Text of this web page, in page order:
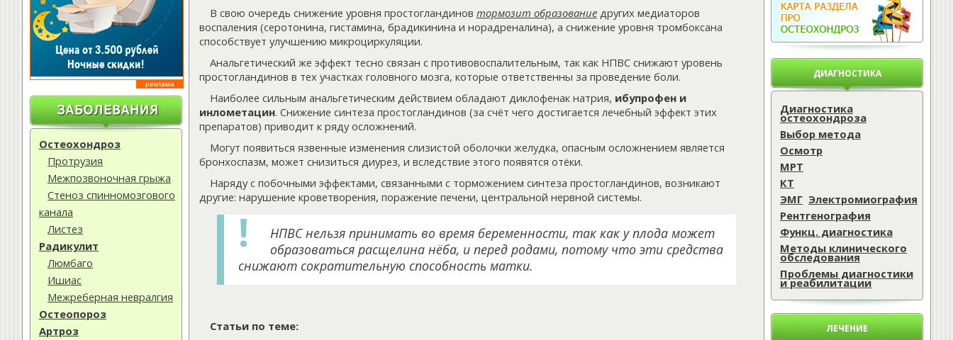
реклама
Остеохондроз
Протрузия
Межпозвоночная грыжа
Стеноз спинномозгового
канала
Листез
Радикулит
Люмбаго
Ишиас
Межреберная невралгия
Остеопороз
Артроз
ДИАГНОСТИКА
Диагностика
остеохондроза
Выбор метода
Осмотр
МРТ
КТ
ЭМГ Электромиография
Рентгенография
Функц. диагностика
Методы клинического
обследования
Проблемы диагностики
и реабилитации
ЛЕЧЕНИЕ
В свою очередь снижение уровня простогландинов тормозит образование других медиаторов
воспаления (серотонина, гистамина, брадикинина и норадреналина), а снижение уровня тромбоксана
способствует улучшению микроциркуляции.
Анальгетический же эффект тесно связан с противовоспалительным, так как НПВС снижают уровень
простогландинов в тех участках головного мозга, которые ответственны за проведение боли.
Наиболее сильным анальгетическим действием обладают диклофенак натрия, ибупрофен и
инлометацин. Снижение синтеза простогландинов (за счёт чего достигается лечебный эффект этих
препаратов) приводит к ряду осложнений.
Могут появиться язвенные изменения слизистой оболочки желудка, опасным осложнением является
бронхоспазм, может снизиться диурез, и вследствие этого появятся отёки.
Наряду с побочными эффектами, связанными с торможением синтеза простогландинов, возникают
другие: нарушение кроветворения, поражение печени, центральной нервной системы.
НПВС нельзя принимать во время беременности, так как у плода может
образоваться расщелина нёба, и перед родами, потому что эти средства
снижают сократительную способность матки.
Статьи по теме: